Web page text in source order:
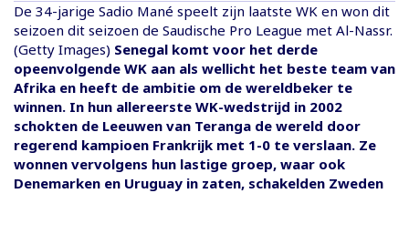
De 34-jarige Sadio Mané speelt zijn laatste WK en won dit
seizoen dit seizoen de Saudische Pro League met Al-Nassr.
(Getty Images) Senegal komt voor het derde
opeenvolgende WK aan als wellicht het beste team van
Afrika en heeft de ambitie om de wereldbeker te
winnen. In hun allereerste WK-wedstrijd in 2002
schokten de Leeuwen van Teranga de wereld door
regerend kampioen Frankrijk met 1-0 te verslaan. Ze
wonnen vervolgens hun lastige groep, waar ook
Denemarken en Uruguay in zaten, schakelden Zweden